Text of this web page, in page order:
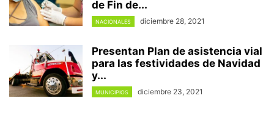
de Fin de...
NACIONALES diciembre 28, 2021
Presentan Plan de asistencia vial
para las festividades de Navidad
y...
MUNICIPIOS diciembre 23, 2021